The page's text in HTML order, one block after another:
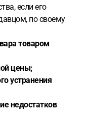
если его
по своему
товаром
цены;
устранения
недостатков